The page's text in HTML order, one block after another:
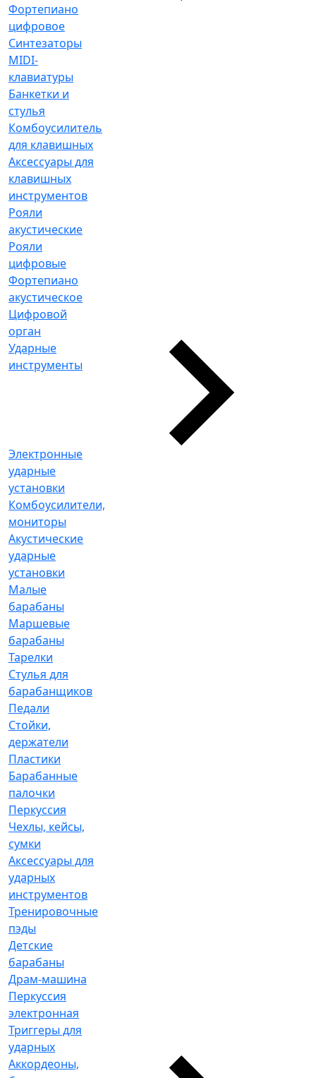
Фортепиано
цифровое
Синтезаторы
MIDI-
клавиатуры
Банкетки и
стулья
Комбоусилитель
для клавишных
Аксессуары для
клавишных
инструментов
Рояли
акустические
Рояли
цифровые
Фортепиано
акустическое
Цифровой
орган
Ударные
инструменты
Электронные
ударные
установки
Комбоусилители,
мониторы
Акустические
ударные
установки
Малые
барабаны
Маршевые
барабаны
Тарелки
Стулья для
барабанщиков
Педали
Стойки,
держатели
Пластики
Барабанные
палочки
Перкуссия
Чехлы, кейсы,
сумки
Аксессуары для
ударных
инструментов
Тренировочные
пэды
Детские
барабаны
Драм-машина
Перкуссия
электронная
Триггеры для
ударных
Аккордеоны,